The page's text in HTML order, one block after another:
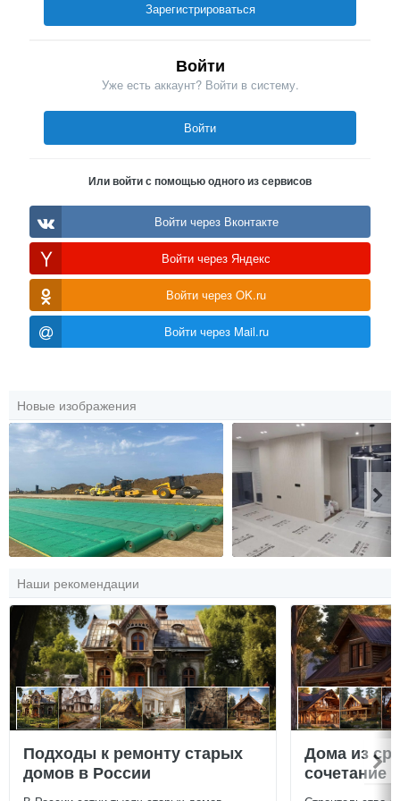
Зарегистрироваться
Войти
Уже есть аккаунт? Войти в систему.
Войти
Или войти с помощью одного из сервисов
Войти через Вконтакте
Войти через Яндекс
Войти через OK.ru
Войти через Mail.ru
Новые изображения
Наши рекомендации
Подходы к ремонту старых
домов в России
Дома из
сочетание